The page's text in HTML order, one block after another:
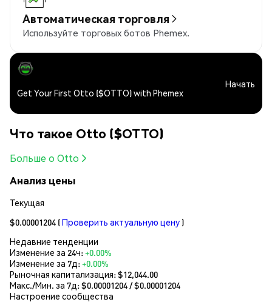
Автоматическая торговля
Используйте торговых ботов Phemex.
Get Your First Otto ($OTTO) with Phemex
Начать
Что такое Otto ($OTTO)
Больше о Otto
Анализ цены
Текущая
$0.00001204 (Проверить актуальную цену )
Недавние тенденции
Изменение за 24ч:+0.00%
Изменение за 7д:+0.00%
Рыночная капитализация:$12,044.00
Макс./Мин. за 7д: $0.00001204/ $0.00001204
Настроение сообщества